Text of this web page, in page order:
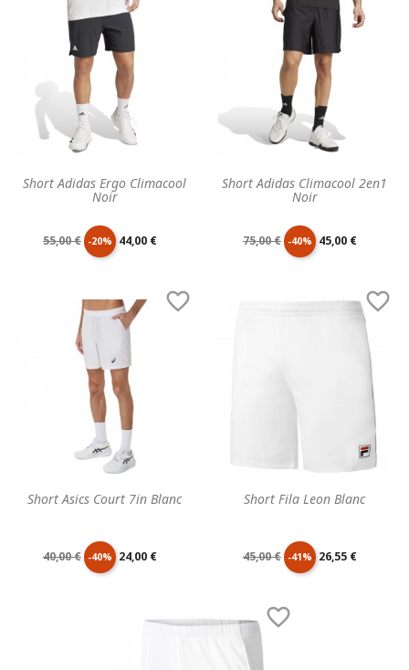
base
Short Adidas Ergo Climacool
Noir
Prix
55,00 € -20% Prix
44,00 €
Short Adidas Climacool 2en1
Noir
Prix
75,00 € -40% Prix
45,00 €
Short Asics Court 7in Blanc

Prix
40,00 € -40% Prix
24,00 €
Short Fila Leon Blanc

Prix
base
45,00 € -41% Prix
26,55 €
